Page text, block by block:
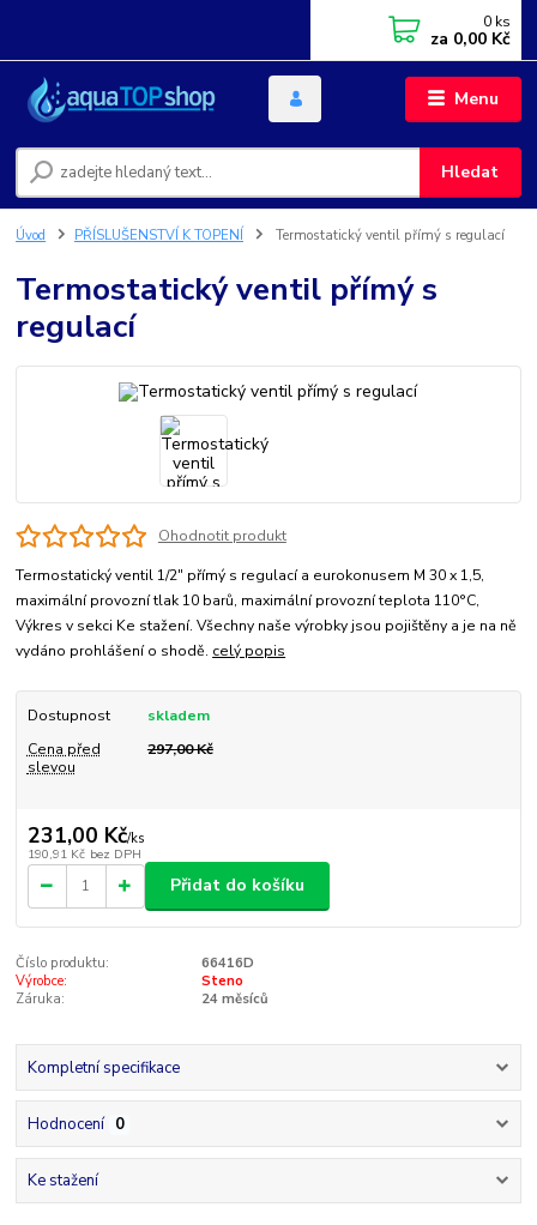
Menu
Hledat
0 ks
za 0,00 Kč
Úvod PŘÍSLUŠENSTVÍ K TOPENÍ Termostatický ventil přímý s regulací
Termostatický ventil přímý s
regulací
Ohodnotit produkt
Termostatický ventil 1/2" přímý s regulací a eurokonusem M 30 x 1,5,
maximální provozní tlak 10 barů, maximální provozní teplota 110°C,
Výkres v sekci Ke stažení. Všechny naše výrobky jsou pojištěny a je na ně
vydáno prohlášení o shodě. celý popis
Dostupnost
skladem
Cena před
slevou
297,00 Kč
231,00 Kč/ks
190,91 Kč bez DPH
Přidat do košíku
Číslo produktu:
66416D
Výrobce:
Steno
Záruka:
24 měsíců
Kompletní specifikace
Hodnocení 0
Ke stažení